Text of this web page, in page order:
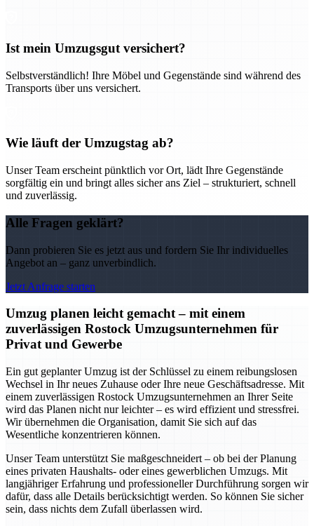
Ist mein Umzugsgut versichert?
Selbstverständlich! Ihre Möbel und Gegenstände sind während des
Transports über uns versichert.
Wie läuft der Umzugstag ab?
Unser Team erscheint pünktlich vor Ort, lädt Ihre Gegenstände
sorgfältig ein und bringt alles sicher ans Ziel – strukturiert, schnell
und zuverlässig.
Alle Fragen geklärt?
Dann probieren Sie es jetzt aus und fordern Sie Ihr individuelles
Angebot an – ganz unverbindlich.
Jetzt Anfrage starten
Umzug planen leicht gemacht – mit einem
zuverlässigen Rostock Umzugsunternehmen für
Privat und Gewerbe
Ein gut geplanter Umzug ist der Schlüssel zu einem reibungslosen
Wechsel in Ihr neues Zuhause oder Ihre neue Geschäftsadresse. Mit
einem zuverlässigen Rostock Umzugsunternehmen an Ihrer Seite
wird das Planen nicht nur leichter – es wird effizient und stressfrei.
Wir übernehmen die Organisation, damit Sie sich auf das
Wesentliche konzentrieren können.
Unser Team unterstützt Sie maßgeschneidert – ob bei der Planung
eines privaten Haushalts- oder eines gewerblichen Umzugs. Mit
langjähriger Erfahrung und professioneller Durchführung sorgen wir
dafür, dass alle Details berücksichtigt werden. So können Sie sicher
sein, dass nichts dem Zufall überlassen wird.